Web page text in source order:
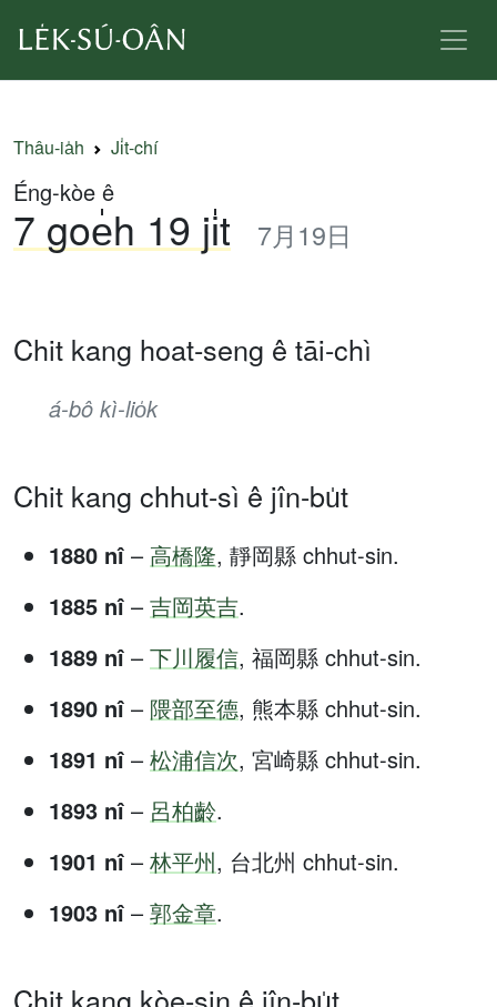
Thâu-ia̍h Ji̍t-chí
Éng-kòe ê
7 goe̍h 19 ji̍t 7月19日
Chit kang hoat-seng ê tāi-chì
á-bô kì-lio̍k
Chit kang chhut-sì ê jîn-bu̍t
1880 nî – 高橋隆, 靜岡縣 chhut-sin.
1885 nî – 吉岡英吉.
1889 nî – 下川履信, 福岡縣 chhut-sin.
1890 nî – 隈部至德, 熊本縣 chhut-sin.
1891 nî – 松浦信次, 宮崎縣 chhut-sin.
1893 nî – 呂柏齡.
1901 nî – 林平州, 台北州 chhut-sin.
1903 nî – 郭金章.